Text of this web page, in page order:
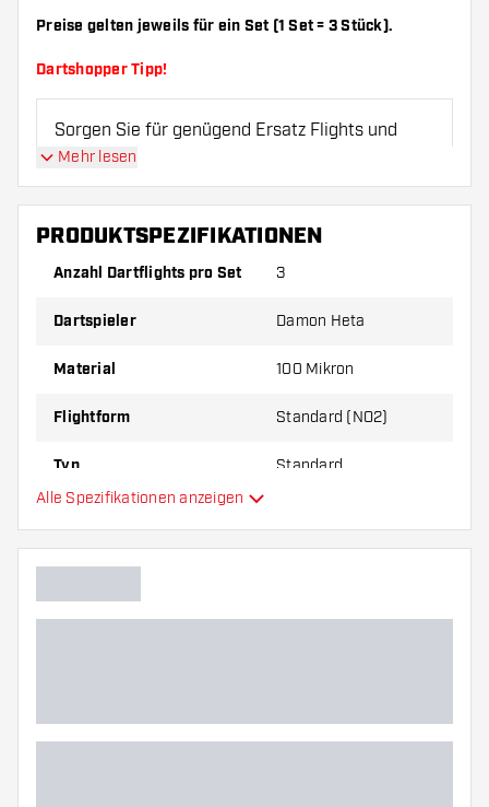
Preise gelten jeweils für ein Set (1 Set = 3 Stück).
Dartshopper Tipp!
Sorgen Sie für genügend Ersatz Flights und
Shafts. Diese können sich durch Gebrauch
abnutzen oder brechen.
Probieren Sie eine andere Form, ein anderes
Material oder eine andere Dicke der Flights aus,
zu Ihnen passt!
Mehr lesen
PRODUKTSPEZIFIKATIONEN
Anzahl Dartflights pro Set 3
Dartspieler Damon Heta
Material 100 Mikron
Flightform Standard (NO2)
Typ Standard
Zusätzliche Farben
Alle Spezifikationen anzeigen